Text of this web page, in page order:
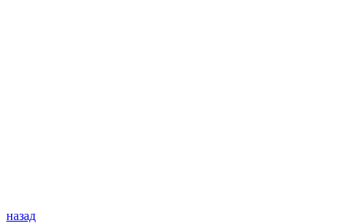
назад